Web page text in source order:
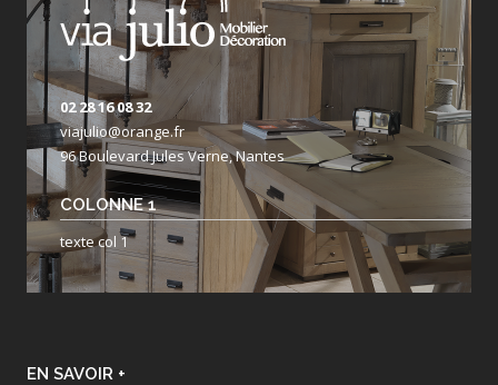
02 28 16 08 32
viajulio@orange.fr
96 Boulevard Jules Verne, Nantes
COLONNE 1
texte col 1
EN SAVOIR +